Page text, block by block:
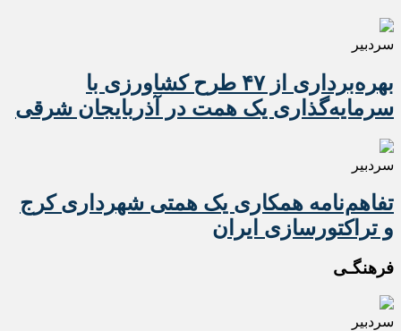
سردبیر
بهره‌برداری از ۴۷ طرح کشاورزی با
سرمایه‌گذاری یک همت در آذربایجان شرقی
سردبیر
تفاهم‌نامه همکاری یک همتی شهرداری کرج
و تراکتورسازی ایران
فرهنگـی
سردبیر